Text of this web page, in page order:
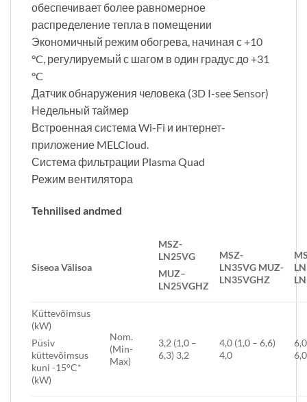
обеспечивает более равномерное
распределение тепла в помещении
Экономичный режим обогрева, начиная с +10
°C, регулируемый с шагом в один градус до +31
°C
Датчик обнаружения человека (3D I-see Sensor)
Недельный таймер
Встроенная система Wi-Fi и интернет-
приложение MELCloud.
Система фильтрации Plasma Quad
Режим вентилятора
Tehnilised andmed
SiseoaVälisoa
MSZ-
LN25VG
MUZ–
LN25VGHZ
MSZ-
LN35VG MUZ-
LN35VGHZ
Küttevõimsus
(kW)
Püsiv
küttevõimsus
kuni -15°C*
(kW)
Nom.
(Min-
Max)
3,2 (1,0 –
6,3) 3,2
4,0 (1,0 – 6,6)
4,0
6,0